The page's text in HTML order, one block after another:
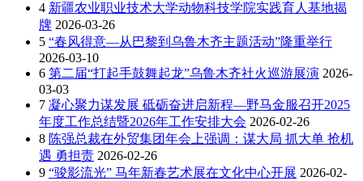
4 新疆农业职业技术大学动物科技学院实践育人基地揭
牌 2026-03-26
5 “春风得意—从巴黎到乌鲁木齐主题活动”隆重举行
2026-03-10
6 第二届“打起手鼓舞起龙”乌鲁木齐社火巡游展演 2026-
03-03
7 凝心聚力谋发展 砥砺奋进启新程—野马金服召开2025
年度工作总结暨2026年工作安排大会 2026-02-26
8 陈强总裁在外贸集团年会上强调：谋大局 抓大单 抢机
遇 勇担责 2026-02-26
9 “骏影流光” 马年新春艺术展在文化中心开展 2026-02-